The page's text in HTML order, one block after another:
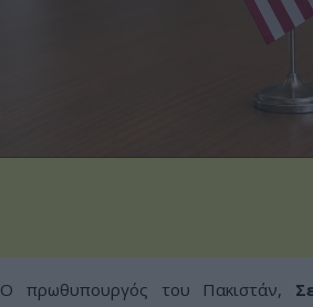
Ο πρωθυπουργός του Πακιστάν,